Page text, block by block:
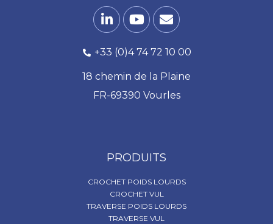
+33 (0)4 74 72 10 00
18 chemin de la Plaine
FR-69390 Vourles
PRODUITS
CROCHET POIDS LOURDS
CROCHET VUL
TRAVERSE POIDS LOURDS
TRAVERSE VUL